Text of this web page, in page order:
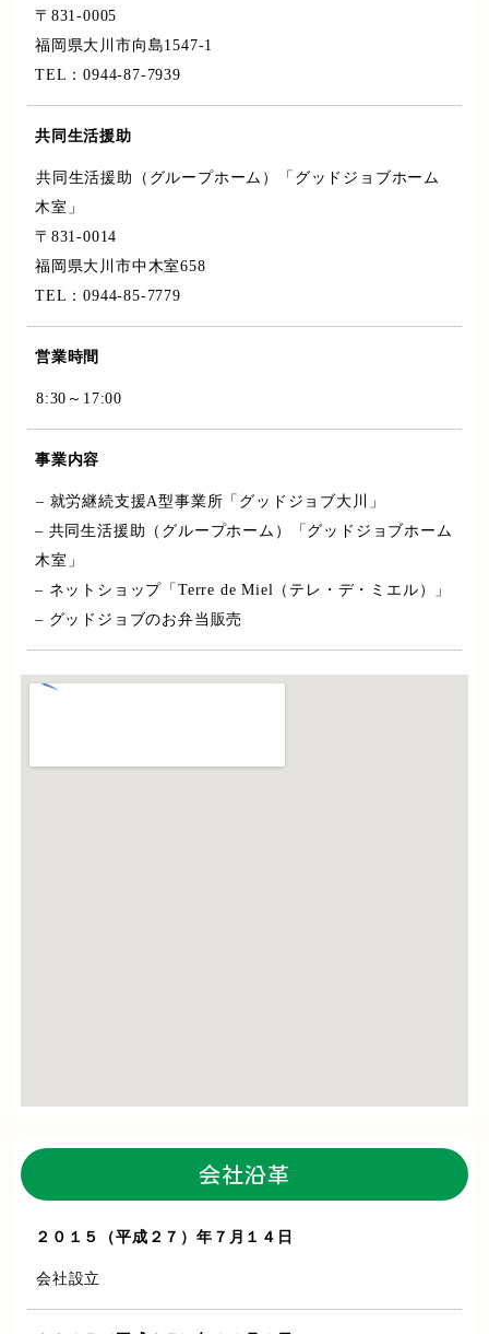
〒831-0005
福岡県大川市向島1547-1
TEL：0944-87-7939
共同生活援助
共同生活援助（グループホーム）「グッドジョブホーム
木室」
〒831-0014
福岡県大川市中木室658
TEL：0944-85-7779
営業時間
8:30～17:00
事業内容
– 就労継続支援A型事業所「グッドジョブ大川」
– 共同生活援助（グループホーム）「グッドジョブホーム
木室」
– ネットショップ「Terre de Miel（テレ・デ・ミエル）」
– グッドジョブのお弁当販売
会社沿革
２０１５（平成２７）年７月１４日
会社設立